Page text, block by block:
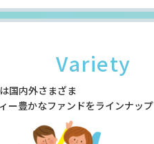
Variety
国内外さまざま
ー豊かなファンドをラインナップ